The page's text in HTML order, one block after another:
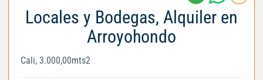
Locales y Bodegas, Alquiler en
Arroyohondo
Cali, 3.000,00mts2